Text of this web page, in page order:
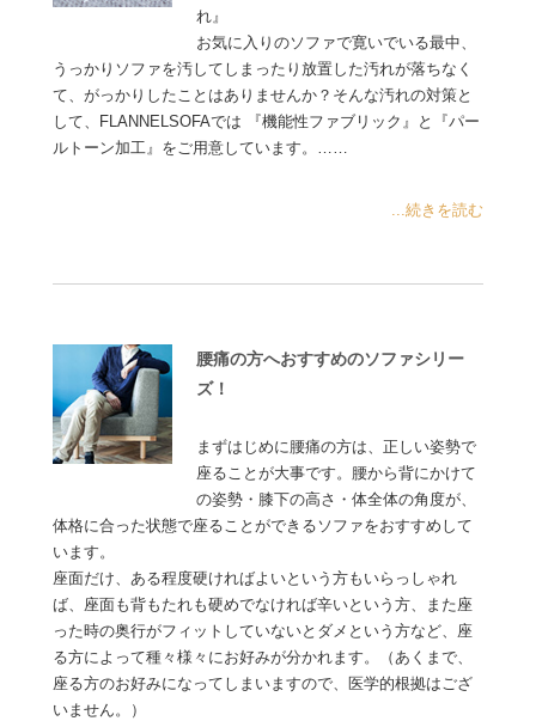
れ』
お気に入りのソファで寛いでいる最中、
うっかりソファを汚してしまったり放置した汚れが落ちなく
て、がっかりしたことはありませんか？そんな汚れの対策と
して、FLANNELSOFAでは 『機能性ファブリック』と『パー
ルトーン加工』をご用意しています。……
...続きを読む
腰痛の方へおすすめのソファシリー
ズ！
まずはじめに腰痛の方は、正しい姿勢で
座ることが大事です。腰から背にかけて
の姿勢・膝下の高さ・体全体の角度が、
体格に合った状態で座ることができるソファをおすすめして
います。
座面だけ、ある程度硬ければよいという方もいらっしゃれ
ば、座面も背もたれも硬めでなければ辛いという方、また座
った時の奥行がフィットしていないとダメという方など、座
る方によって種々様々にお好みが分かれます。（あくまで、
座る方のお好みになってしまいますので、医学的根拠はござ
いません。）